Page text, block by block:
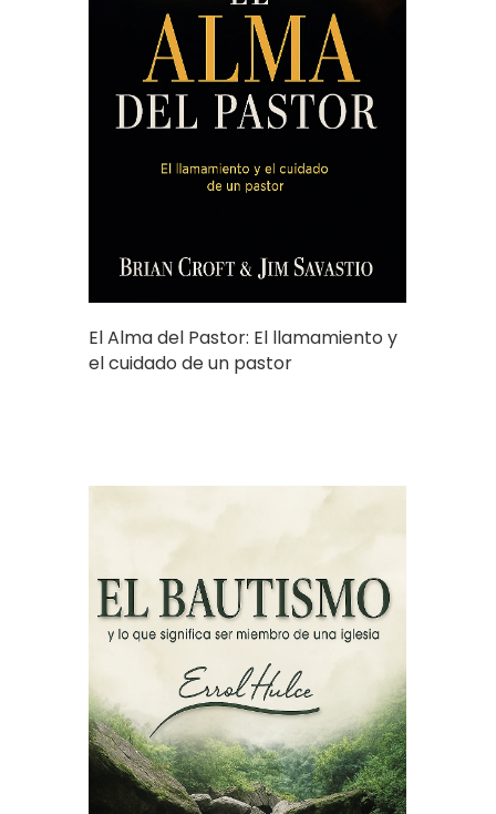
El Alma del Pastor: El llamamiento y
el cuidado de un pastor